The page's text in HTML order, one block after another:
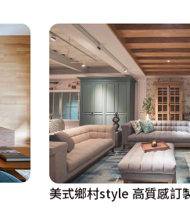
美式鄉村style 高質感訂